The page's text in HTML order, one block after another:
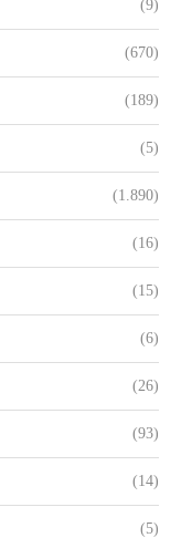
(9)
(670)
(189)
(5)
(1.890)
(16)
(15)
(6)
(26)
(93)
(14)
(5)